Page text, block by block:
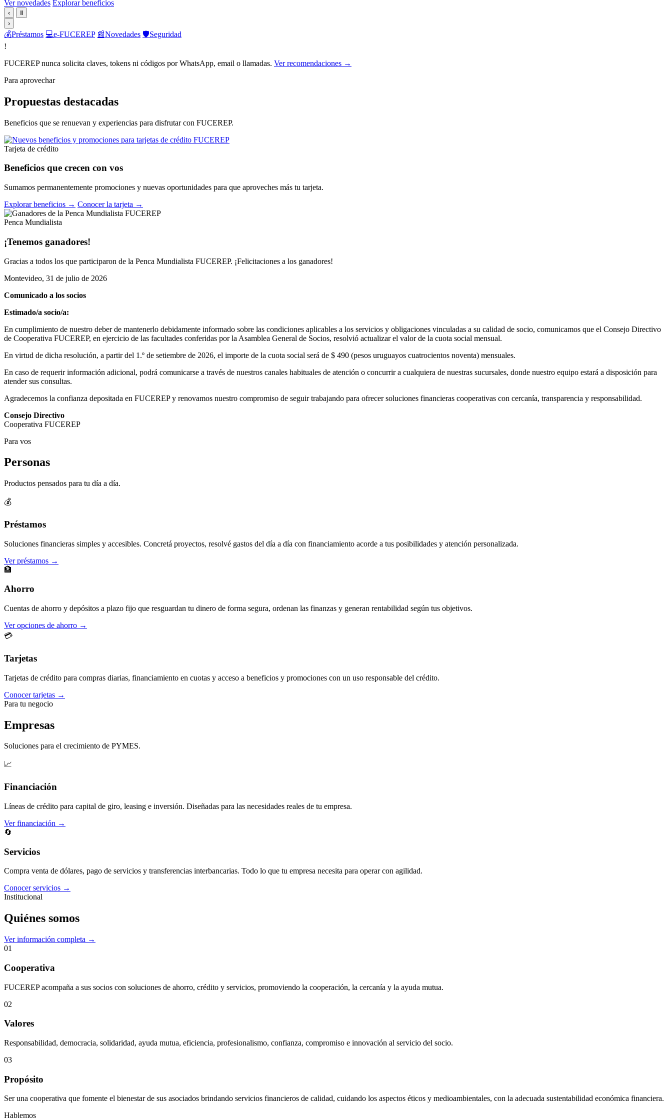
Ver novedades Explorar beneficios
‹
Ⅱ
›
💰Préstamos 💻e-FUCEREP 📰Novedades 🛡️Seguridad
!
FUCEREP nunca solicita claves, tokens ni códigos por WhatsApp, email o llamadas. Ver recomendaciones →
Para aprovechar
Propuestas destacadas
Beneficios que se renuevan y experiencias para disfrutar con FUCEREP.
Tarjeta de crédito
Beneficios que crecen con vos
Sumamos permanentemente promociones y nuevas oportunidades para que aproveches más tu tarjeta.
Explorar beneficios → Conocer la tarjeta →
Penca Mundialista
¡Tenemos ganadores!
Gracias a todos los que participaron de la Penca Mundialista FUCEREP. ¡Felicitaciones a los ganadores!
Montevideo, 31 de julio de 2026
Comunicado a los socios
Estimado/a socio/a:
En cumplimiento de nuestro deber de mantenerlo debidamente informado sobre las condiciones aplicables a los servicios y obligaciones vinculadas a su calidad de socio, comunicamos que el Consejo Directivo
de Cooperativa FUCEREP, en ejercicio de las facultades conferidas por la Asamblea General de Socios, resolvió actualizar el valor de la cuota social mensual.
En virtud de dicha resolución, a partir del 1.º de setiembre de 2026, el importe de la cuota social será de $ 490 (pesos uruguayos cuatrocientos noventa) mensuales.
En caso de requerir información adicional, podrá comunicarse a través de nuestros canales habituales de atención o concurrir a cualquiera de nuestras sucursales, donde nuestro equipo estará a disposición para
atender sus consultas.
Agradecemos la confianza depositada en FUCEREP y renovamos nuestro compromiso de seguir trabajando para ofrecer soluciones financieras cooperativas con cercanía, transparencia y responsabilidad.
Consejo Directivo
Cooperativa FUCEREP
Para vos
Personas
Productos pensados para tu día a día.
💰
Préstamos
Soluciones financieras simples y accesibles. Concretá proyectos, resolvé gastos del día a día con financiamiento acorde a tus posibilidades y atención personalizada.
Ver préstamos →
🏦
Ahorro
Cuentas de ahorro y depósitos a plazo fijo que resguardan tu dinero de forma segura, ordenan las finanzas y generan rentabilidad según tus objetivos.
Ver opciones de ahorro →
💳
Tarjetas
Tarjetas de crédito para compras diarias, financiamiento en cuotas y acceso a beneficios y promociones con un uso responsable del crédito.
Conocer tarjetas →
Para tu negocio
Empresas
Soluciones para el crecimiento de PYMES.
📈
Financiación
Líneas de crédito para capital de giro, leasing e inversión. Diseñadas para las necesidades reales de tu empresa.
Ver financiación →
🔄
Servicios
Compra venta de dólares, pago de servicios y transferencias interbancarias. Todo lo que tu empresa necesita para operar con agilidad.
Conocer servicios →
Institucional
Quiénes somos
Ver información completa →
01
Cooperativa
FUCEREP acompaña a sus socios con soluciones de ahorro, crédito y servicios, promoviendo la cooperación, la cercanía y la ayuda mutua.
02
Valores
Responsabilidad, democracia, solidaridad, ayuda mutua, eficiencia, profesionalismo, confianza, compromiso e innovación al servicio del socio.
03
Propósito
Ser una cooperativa que fomente el bienestar de sus asociados brindando servicios financieros de calidad, cuidando los aspectos éticos y medioambientales, con la adecuada sustentabilidad económica financiera.
Hablemos